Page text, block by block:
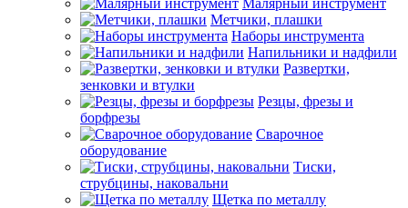
Малярный инструмент
Метчики, плашки
Наборы инструмента
Напильники и надфили
Развертки,
зенковки и втулки
Резцы, фрезы и
борфрезы
Сварочное
оборудование
Тиски,
струбцины, наковальни
Щетка по металлу